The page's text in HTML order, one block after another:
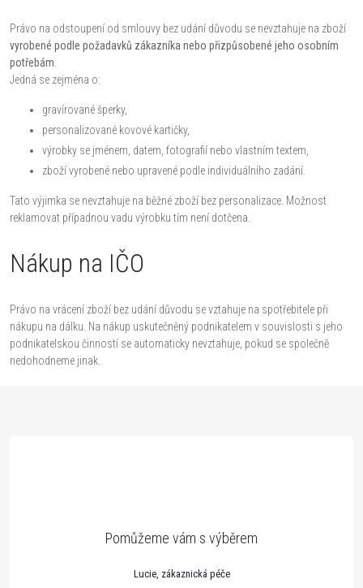
Právo na odstoupení od smlouvy bez udání důvodu se nevztahuje na zboží
vyrobené podle požadavků zákazníka nebo přizpůsobené jeho osobním
potřebám.
Jedná se zejména o:
gravírované šperky,
personalizované kovové kartičky,
výrobky se jménem, datem, fotografií nebo vlastním textem,
zboží vyrobené nebo upravené podle individuálního zadání.
Tato výjimka se nevztahuje na běžné zboží bez personalizace. Možnost
reklamovat případnou vadu výrobku tím není dotčena.
Nákup na IČO
Právo na vrácení zboží bez udání důvodu se vztahuje na spotřebitele při
nákupu na dálku. Na nákup uskutečněný podnikatelem v souvislosti s jeho
podnikatelskou činností se automaticky nevztahuje, pokud se společně
nedohodneme jinak.
Lucie